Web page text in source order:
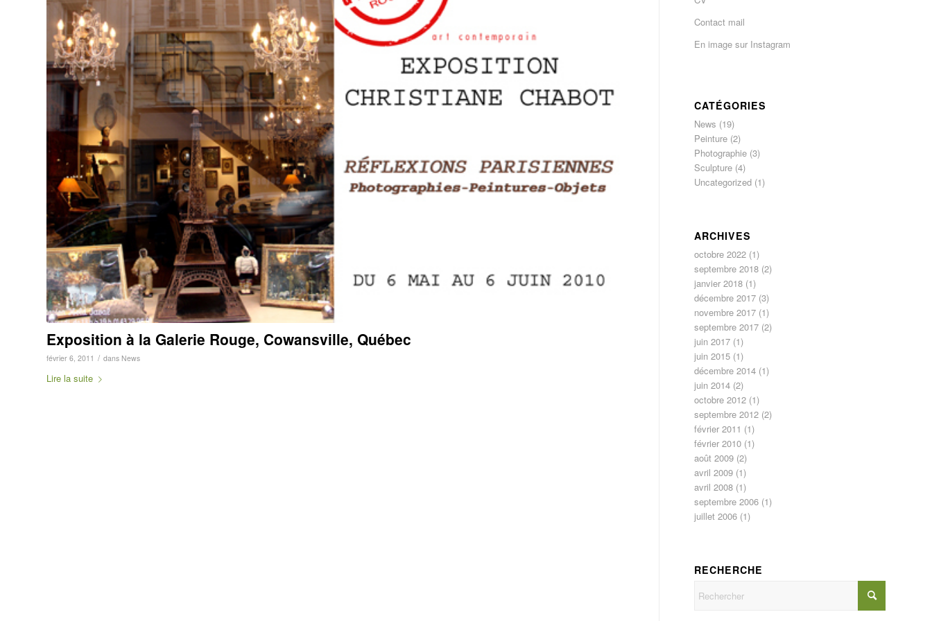
Exposition à la Galerie Rouge, Cowansville, Québec
février 6, 2011 / dans News
Lire la suite
Contact mail
En image sur Instagram
CATÉGORIES
News (19)
Peinture (2)
Photographie (3)
Sculpture (4)
Uncategorized (1)
ARCHIVES
octobre 2022 (1)
septembre 2018 (2)
janvier 2018 (1)
décembre 2017 (3)
novembre 2017 (1)
septembre 2017 (2)
juin 2017 (1)
juin 2015 (1)
décembre 2014 (1)
juin 2014 (2)
octobre 2012 (1)
septembre 2012 (2)
février 2011 (1)
février 2010 (1)
août 2009 (2)
avril 2009 (1)
avril 2008 (1)
septembre 2006 (1)
juillet 2006 (1)
RECHERCHE